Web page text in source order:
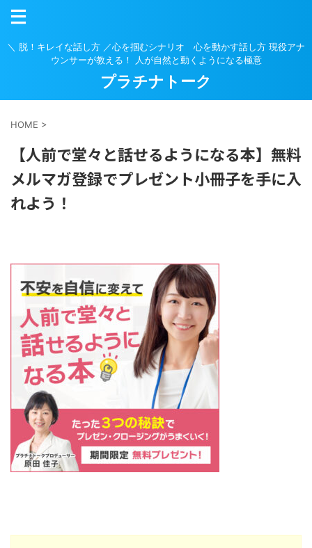
＼ 脱！キレイな話し方 ／心を掴むシナリオ 心を動かす話し方 現役アナ
ウンサーが教える！ 人が自然と動くようになる極意
プラチナトーク
HOME >
【人前で堂々と話せるようになる本】無料
メルマガ登録でプレゼント小冊子を手に入
れよう！